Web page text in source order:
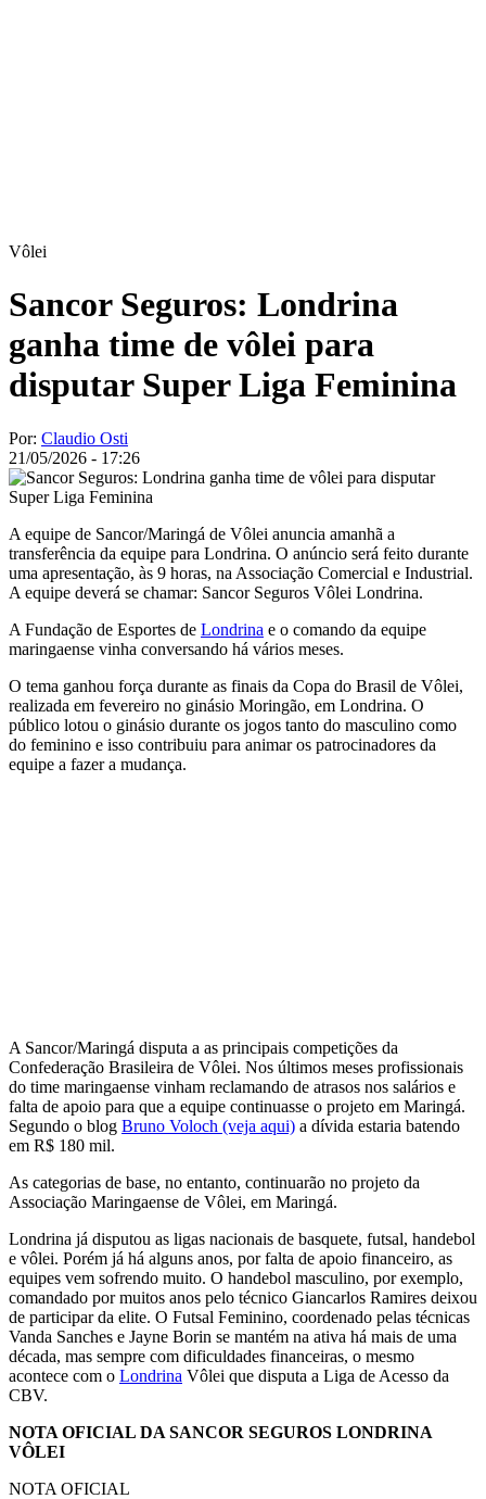
Vôlei
Sancor Seguros: Londrina
ganha time de vôlei para
disputar Super Liga Feminina
Por: Claudio Osti
21/05/2026 - 17:26
A equipe de Sancor/Maringá de Vôlei anuncia amanhã a
transferência da equipe para Londrina. O anúncio será feito durante
uma apresentação, às 9 horas, na Associação Comercial e Industrial.
A equipe deverá se chamar: Sancor Seguros Vôlei Londrina.
A Fundação de Esportes de Londrina e o comando da equipe
maringaense vinha conversando há vários meses.
O tema ganhou força durante as finais da Copa do Brasil de Vôlei,
realizada em fevereiro no ginásio Moringão, em Londrina. O
público lotou o ginásio durante os jogos tanto do masculino como
do feminino e isso contribuiu para animar os patrocinadores da
equipe a fazer a mudança.
A Sancor/Maringá disputa a as principais competições da
Confederação Brasileira de Vôlei. Nos últimos meses profissionais
do time maringaense vinham reclamando de atrasos nos salários e
falta de apoio para que a equipe continuasse o projeto em Maringá.
Segundo o blog Bruno Voloch (veja aqui) a dívida estaria batendo
em R$ 180 mil.
As categorias de base, no entanto, continuarão no projeto da
Associação Maringaense de Vôlei, em Maringá.
Londrina já disputou as ligas nacionais de basquete, futsal, handebol
e vôlei. Porém já há alguns anos, por falta de apoio financeiro, as
equipes vem sofrendo muito. O handebol masculino, por exemplo,
comandado por muitos anos pelo técnico Giancarlos Ramires deixou
de participar da elite. O Futsal Feminino, coordenado pelas técnicas
Vanda Sanches e Jayne Borin se mantém na ativa há mais de uma
década, mas sempre com dificuldades financeiras, o mesmo
acontece com o Londrina Vôlei que disputa a Liga de Acesso da
CBV.
NOTA OFICIAL DA SANCOR SEGUROS LONDRINA
VÔLEI
NOTA OFICIAL